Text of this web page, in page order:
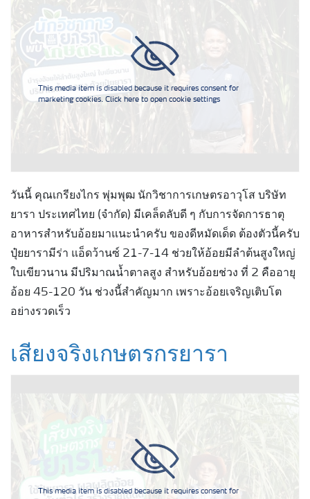
This media item is disabled because it requires consent for
marketing cookies. Click here to open cookie settings
วันนี้ คุณเกรียงไกร พุ่มพุฒ นักวิชาการเกษตรอาวุโส บริษัท
ยารา ประเทศไทย (จำกัด) มีเคล็ดลับดี ๆ กับการจัดการธาตุ
อาหารสำหรับอ้อยมาแนะนำครับ ของดีหมัดเด็ด ต้องตัวนี้ครับ
ปุ๋ยยารามีร่า แอ็ดว้านซ์ 21-7-14 ช่วยให้อ้อยมีลำต้นสูงใหญ่
ใบเขียวนาน มีปริมาณน้ำตาลสูง สำหรับอ้อยช่วง ที่ 2 คืออายุ
อ้อย 45-120 วัน ช่วงนี้สำคัญมาก เพราะอ้อยเจริญเติบโต
อย่างรวดเร็ว
เสียงจริงเกษตรกรยารา
This media item is disabled because it requires consent for